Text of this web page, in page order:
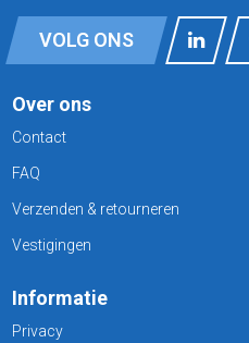
VOLG ONS
Over ons
Contact
FAQ
Verzenden & retourneren
Vestigingen
Informatie
Privacy